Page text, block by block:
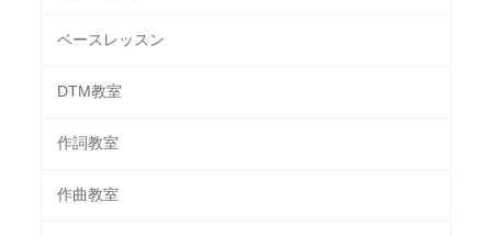
ベースレッスン
DTM教室
作詞教室
作曲教室